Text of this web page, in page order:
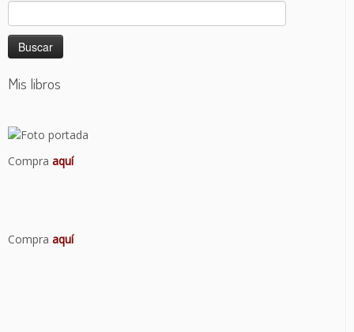
Buscar:
Mis libros
Compra aquí
Compra aquí